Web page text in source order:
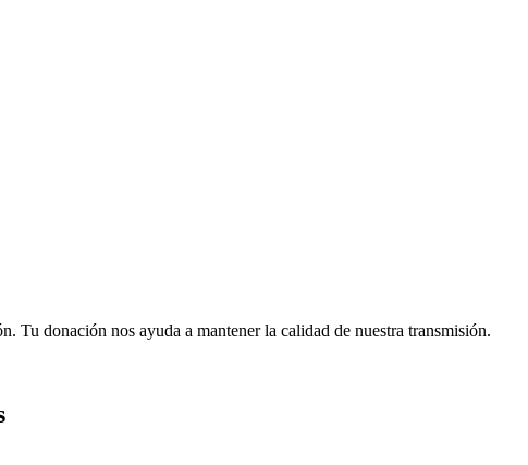
Tu donación nos ayuda a mantener la calidad de nuestra transmisión.